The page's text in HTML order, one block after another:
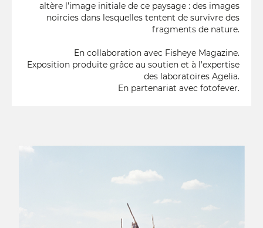
altère l’image initiale de ce paysage : des images
noircies dans lesquelles tentent de survivre des
fragments de nature.
En collaboration avec Fisheye Magazine.
Exposition produite grâce au soutien et à l'expertise
des laboratoires Agelia.
En partenariat avec fotofever.